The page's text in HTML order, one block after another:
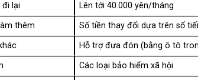
đi lại
Lên tới 40.000 yên/tháng
thêm
Số tiền thay đổi dựa trên số
Hỗ trợ đưa đón (bằng ô tô
Các loại bảo hiểm xã hội